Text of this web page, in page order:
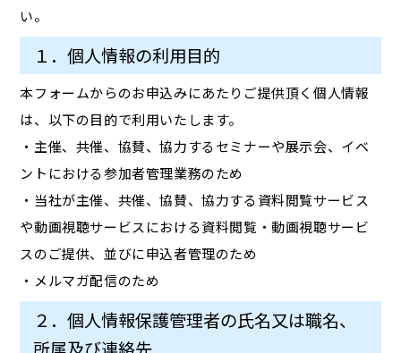
い。
１．個人情報の利用目的
本フォームからのお申込みにあたりご提供頂く個人情報
は、以下の目的で利用いたします。
・主催、共催、協賛、協力するセミナーや展示会、イベ
ントにおける参加者管理業務のため
・当社が主催、共催、協賛、協力する資料閲覧サービス
や動画視聴サービスにおける資料閲覧・動画視聴サービ
スのご提供、並びに申込者管理のため
・メルマガ配信のため
２．個人情報保護管理者の氏名又は職名、